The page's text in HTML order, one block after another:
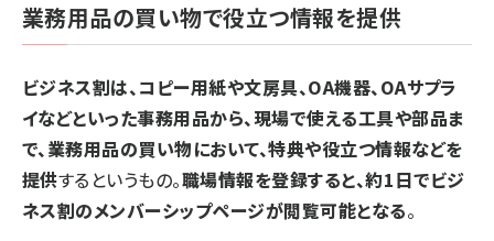
業務用品の買い物で役立つ情報を提供
ビジネス割は、コピー用紙や文房具、OA機器、OAサプラ
イなどといった事務用品から、現場で使える工具や部品ま
で、業務用品の買い物において、特典や役立つ情報などを
提供するというもの。職場情報を登録すると、約1日でビジ
ネス割のメンバーシップページが閲覧可能となる。